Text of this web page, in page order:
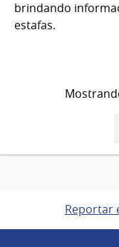
brindando
estafas.
Reportar